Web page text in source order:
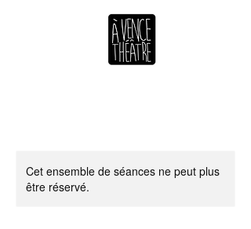
Cet ensemble de séances ne peut plus
être réservé.